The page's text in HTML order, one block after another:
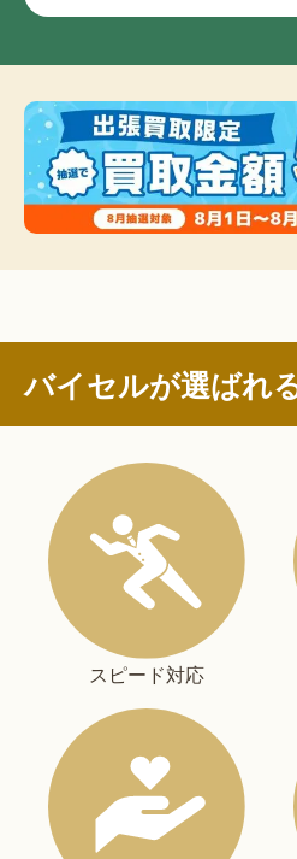
バイセルが選ばれ
スピード対応